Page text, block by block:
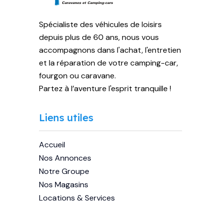
Spécialiste des véhicules de loisirs
depuis plus de 60 ans, nous vous
accompagnons dans l'achat, l'entretien
et la réparation de votre camping-car,
fourgon ou caravane.
Partez à l’aventure l'esprit tranquille !
Liens utiles
Accueil
Nos Annonces
Notre Groupe
Nos Magasins
Locations & Services